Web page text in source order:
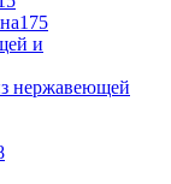
175
и
нержавеющей